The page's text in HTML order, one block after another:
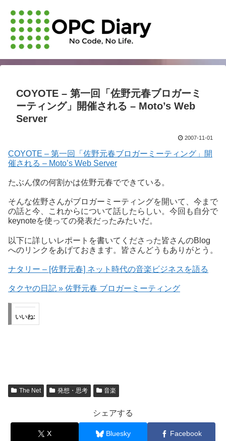
COYOTE – 第一回「佐野元春ブロガーミ
ーティング」開催される – Moto’s Web
Server
2007-11-01
COYOTE – 第一回「佐野元春ブロガーミーティング」開
催される – Moto’s Web Server
たぶん僕の何割かは佐野元春でできている。
そんな佐野さんがブロガーミーティングを開いて、今まで
の話と今、これからについて話したらしい。今回も自分で
keynoteを使っての発表だったみたいだ。
以下に詳しいレポートを書いてくださった皆さんのBlog
へのリンクをあげておきます。皆さんどうもありがとう。
ナタリー – [佐野元春] ネット時代の音楽ビジネスを語る
タクヤの日記 » 佐野元春 ブロガーミーティング
いいね:
The Net 発想・思考 音楽
シェアする
X Bluesky Facebook